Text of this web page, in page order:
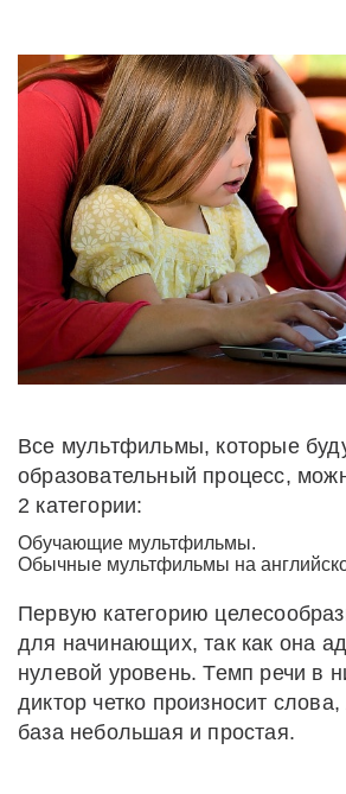
Все мультфильмы, которые
образовательный процесс,
2 категории:
Обучающие мультфильмы.
Обычные мультфильмы на
Первую категорию
для начинающих, так как она
нулевой уровень. Темп речи в
диктор четко произносит слова,
база небольшая и простая.